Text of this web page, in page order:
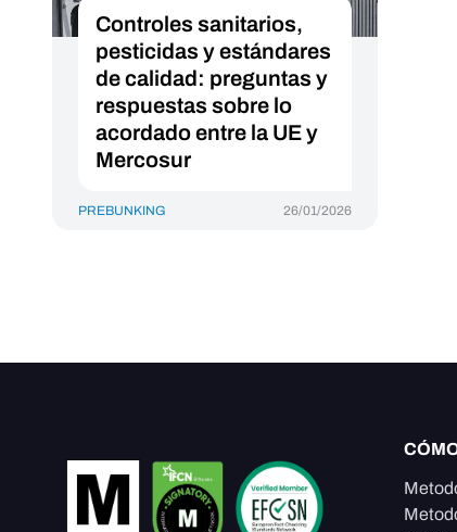
Controles sanitarios,
pesticidas y estándares
de calidad: preguntas y
respuestas sobre lo
acordado entre la UE y
Mercosur
PREBUNKING 26/01/2026